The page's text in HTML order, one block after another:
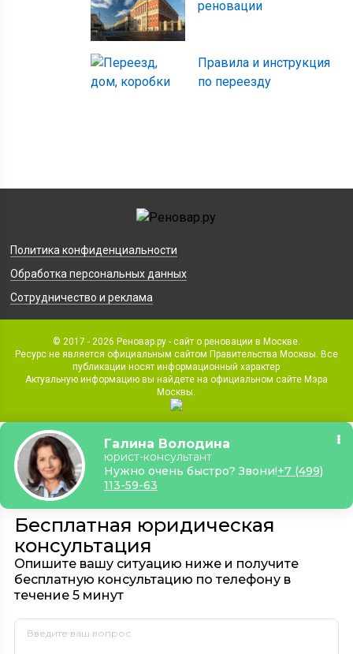
реновации
Правила и инструкция
по переезду
Политика конфиденциальности
Обработка персональных данных
Сотрудничество и реклама
© 2017 - 2026 Реновар.ру - сайт о реновации в Москве.
Ресурс не является официальным сайтом Правительства Москвы. Все
публикации носят информационный характер
Актуальную информацию вы найдете на официальном сайте Мэра
Москвы.